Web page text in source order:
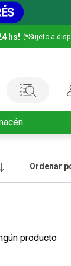
hs! (*Sujeto a
Ordenar
producto